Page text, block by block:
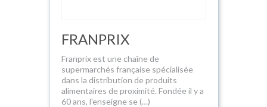
FRANPRIX
Franprix est une chaîne de
supermarchés française spécialisée
dans la distribution de produits
alimentaires de proximité. Fondée il y a
60 ans, l'enseigne se (…)